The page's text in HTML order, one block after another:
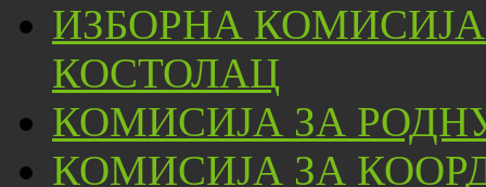
ИЗБОРНА
КОСТОЛАЦ
КОМИСИЈА ЗА
КОМИСИЈА ЗА